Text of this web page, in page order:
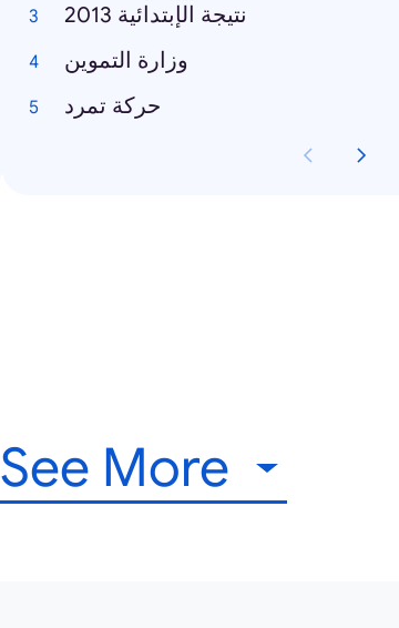
نتيجة الإبتدائية 2013
وزارة التموين
حركة تمرد
See More